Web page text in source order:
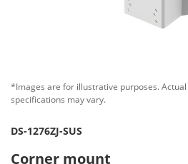
*Images are for illustrative purposes.
specifications may vary.
DS-1276ZJ-SUS
Corner mount